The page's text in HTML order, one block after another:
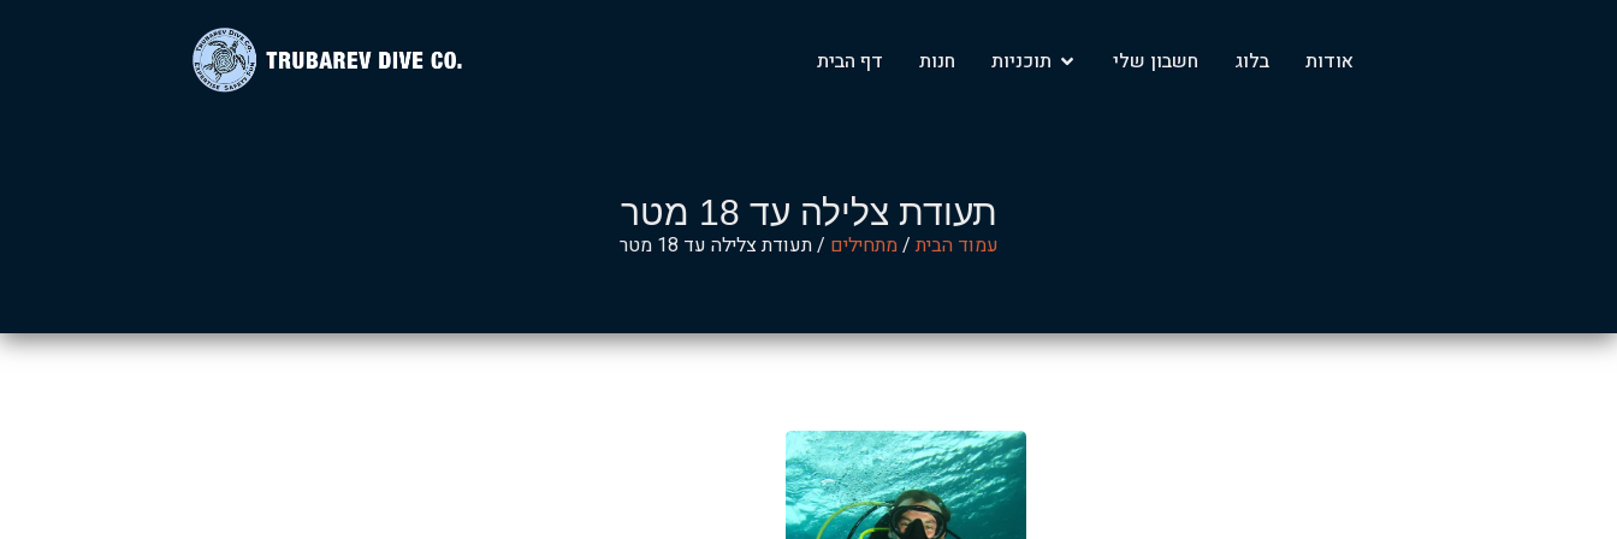
‏דף הבית ‏חנות ‏תוכניות ‏חשבון שלי בלוג אודות
‏תעודת צלילה עד 18 מטר
עמוד הבית/מתחילים / ‏תעודת צלילה עד 18 מטר